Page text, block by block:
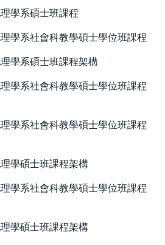
學系碩士班課程
學系社會科教學碩士學位班課程
學系碩士班課程架構
學系社會科教學碩士學位班課程
學系社會科教學碩士學位班課程
學碩士班課程架構
學系社會科教學碩士學位班課程
學碩士班課程架構